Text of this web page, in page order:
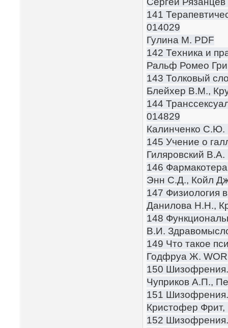
141
014029
Гулина М. PDF
142 Техника и
Ральф Ромео
143 Толковый
Блейхер В.М.,
144
014829
Калинченко С.Ю.
145 Учение о
Гиляровский В.А.
146
Энн С.Д., Койл
147 Физиология
Данилова Н.Н.,
148
В.И.
149 Что такое
Годфруа Ж.
150 Шизофрения.
Чуприков А.П.,
151 Шизофрения.
Кристофер
152